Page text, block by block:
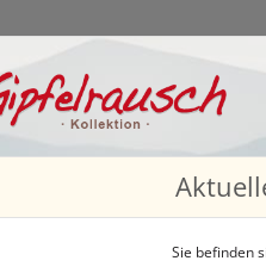
Sie befinden